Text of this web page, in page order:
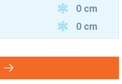
0 cm
0 cm